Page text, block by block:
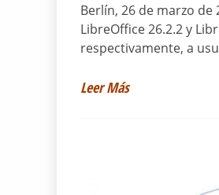
Berlín, 26 de marzo
LibreOffice 26.2.2 y
respectivamente, a
Leer Más